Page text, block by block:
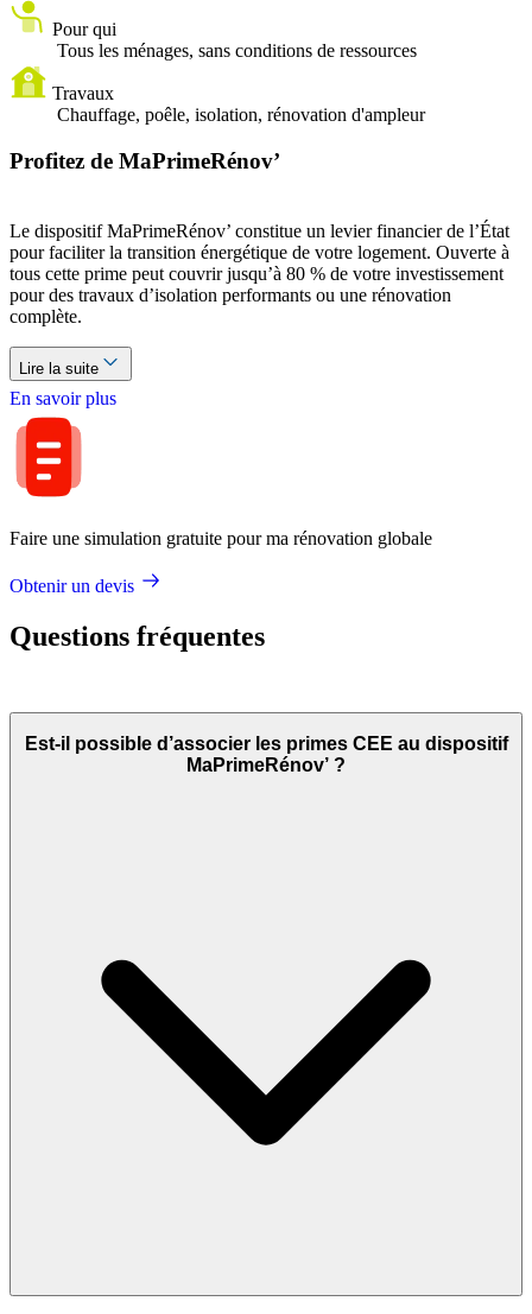
Pour qui
Tous les ménages, sans conditions de ressources
Travaux
Chauffage, poêle, isolation, rénovation d'ampleur
Profitez de MaPrimeRénov’
Le dispositif MaPrimeRénov’ constitue un levier financier de l’État
pour faciliter la transition énergétique de votre logement. Ouverte à
tous cette prime peut couvrir jusqu’à 80 % de votre investissement
pour des travaux d’isolation performants ou une rénovation
complète.
Lire la suite
En savoir plus
Faire une simulation gratuite pour ma rénovation globale
Obtenir un devis
Questions fréquentes
Est-il possible d’associer les primes CEE au dispositif
MaPrimeRénov’ ?